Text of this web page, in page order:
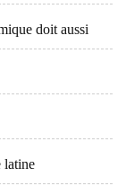
doit aussi
latine